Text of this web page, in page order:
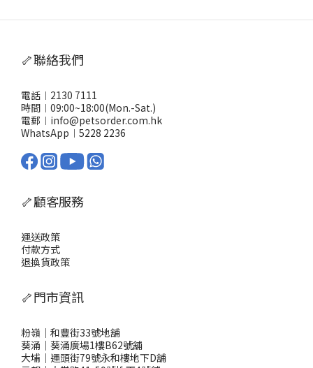
🦴聯絡我們
電話︱2130 7111
時間︱09:00~18:00(Mon.-Sat.)
電郵︱info@petsorder.com.hk
WhatsApp︱ 5228 2236
🦴顧客服務
運送政策
付款方式
退換貨政策
🦴門市資訊
粉嶺｜和豐街33號地舖
葵涌｜葵涌廣場1樓B62號舖
大埔｜運頭街79號永和樓地下D舖